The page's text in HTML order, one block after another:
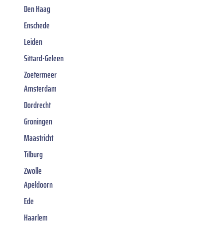
Den Haag
Enschede
Leiden
Sittard-Geleen
Zoetermeer
Amsterdam
Dordrecht
Groningen
Maastricht
Tilburg
Zwolle
Apeldoorn
Ede
Haarlem